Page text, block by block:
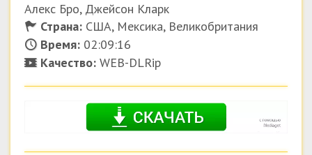
Алекс Бро, Джейсон Кларк
Страна: США, Мексика, Великобритания
Время: 02:09:16
Качество: WEB-DLRip